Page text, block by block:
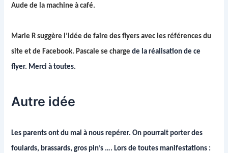
Aude de la machine à café.
Marie R suggère l’idée de faire des flyers avec les références du
site et de Facebook. Pascale se chargede la réalisation de ce
flyer. Merci à toutes.
Autre idée
Les parents ont du mal à nous repérer. On pourrait porter des
foulards, brassards, gros pin’s …. Lors de toutes manifestations :